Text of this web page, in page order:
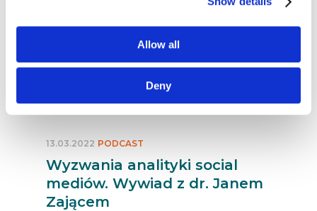
Allow all
Deny
Wyzwania analityki social
mediów. Wywiad z dr. Janem
Zającem
13.03.2022 PODCAST